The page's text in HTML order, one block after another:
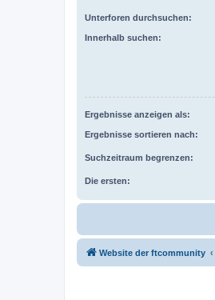
Unterforen durchsuchen:
Innerhalb suchen:
Ergebnisse anzeigen als:
Ergebnisse sortieren nach:
Suchzeitraum begrenzen:
Die ersten:
Website der ftcommunity